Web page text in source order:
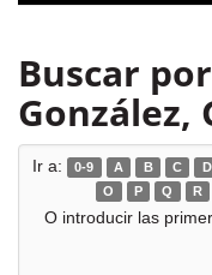
Buscar
González,
Ir a: 0-9 A B C D
O
P Q R
O introducir las